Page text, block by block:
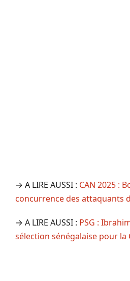
→ A LIRE AUSSI : CAN 2025 :
concurrence des attaquants
→ A LIRE AUSSI : PSG :
sélection sénégalaise pour la